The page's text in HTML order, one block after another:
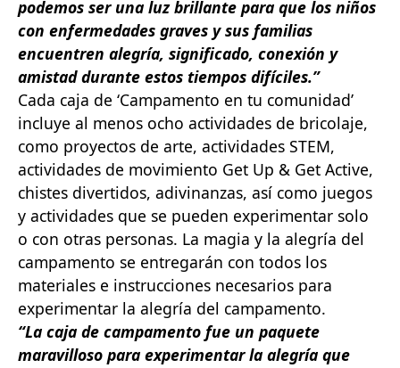
podemos ser una luz brillante para que los niños
con enfermedades graves y sus familias
encuentren alegría, significado, conexión y
amistad durante estos tiempos difíciles.”
Cada caja de ‘Campamento en tu comunidad’
incluye al menos ocho actividades de bricolaje,
como proyectos de arte, actividades STEM,
actividades de movimiento Get Up & Get Active,
chistes divertidos, adivinanzas, así como juegos
y actividades que se pueden experimentar solo
o con otras personas. La magia y la alegría del
campamento se entregarán con todos los
materiales e instrucciones necesarios para
experimentar la alegría del campamento.
“La caja de campamento fue un paquete
maravilloso para experimentar la alegría que